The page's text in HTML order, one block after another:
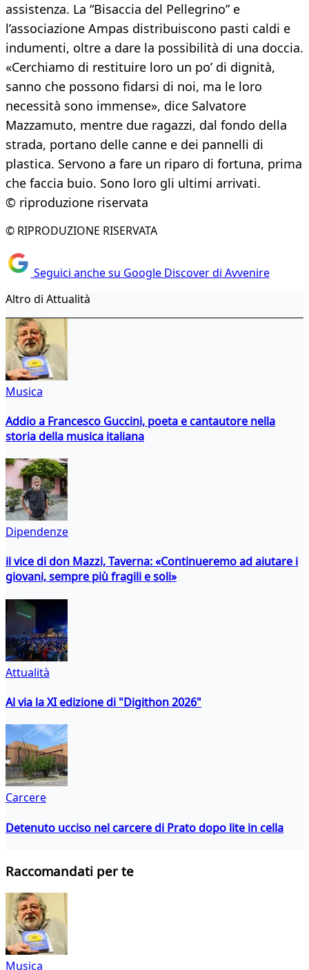
assistenza. La “Bisaccia del Pellegrino” e
l’associazione Ampas distribuiscono pasti caldi e
indumenti, oltre a dare la possibilità di una doccia.
«Cerchiamo di restituire loro un po’ di dignità,
sanno che possono fidarsi di noi, ma le loro
necessità sono immense», dice Salvatore
Mazzamuto, mentre due ragazzi, dal fondo della
strada, portano delle canne e dei pannelli di
plastica. Servono a fare un riparo di fortuna, prima
che faccia buio. Sono loro gli ultimi arrivati.
© riproduzione riservata
© RIPRODUZIONE RISERVATA
Seguici anche su Google Discover di Avvenire
Altro di Attualità
Musica
Addio a Francesco Guccini, poeta e cantautore nella
storia della musica italiana
Dipendenze
il vice di don Mazzi, Taverna: «Continueremo ad aiutare i
giovani, sempre più fragili e soli»
Attualità
Al via la XI edizione di "Digithon 2026"
Carcere
Detenuto ucciso nel carcere di Prato dopo lite in cella
Raccomandati per te
Musica